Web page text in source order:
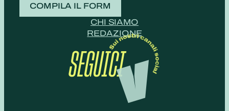
COMPILA IL FORM
CHI SIAMO
REDAZIONE
SEGUICI